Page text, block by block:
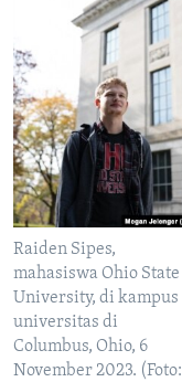
Raiden Sipes,
mahasiswa Ohio State
University, di kampus
universitas di
Columbus, Ohio, 6
November 2023. (Foto: